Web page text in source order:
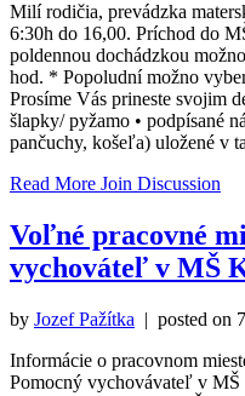
Milí rodičia, prevádzka
6:30h do 16,00. Príchod do
poldennou dochádzkou
hod. * Popoludní možno
Prosíme Vás prineste svojim
šlapky/ pyžamo • podpísané
pančuchy, košeľa) uložené v
Read More Join Discussion
Voľné pracovné
vychováteľ v MŠ
by Jozef Pažítka | posted on
Informácie o pracovnom
Pomocný vychovávateľ v